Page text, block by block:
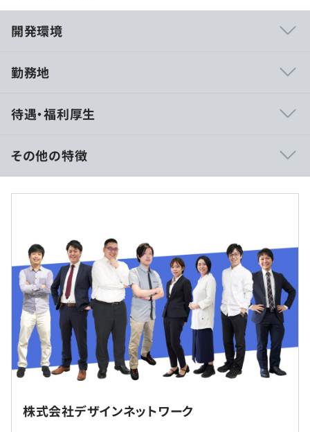
開発環境
面接段階で想定客先をすり合わせます。
テム、アプリ、機械設計など幅広い製品領域の中から、こ
れまでの経験を活かせる分野へ挑戦できる点も特徴です。
■教育機関向け事務管理システム
教職員・事務職員向けシステムの要件定義書、外部設計
書、詳細設計書の作成を担当します。
現場業務を理解したうえで、業務効率化につながる設計に
落とし込んでいく案件です。
■航空機整備支援ソフトウェア
紙で管理していた整備記録のデータベース化や、整備支援
アプリの設計・開発・維持を担当します。
勤務地
※勤務地は、ご希望勤務地・通勤可能範囲を考慮のうえ決
定します。
待遇・福利厚生
＜予定年収＞
413万円～700万円
L 基本給：238,000円～406,500円
L 月給：241,000円～409,500円
L 月額例：278,300円～472,900円（月給＋想定残業20時
間分）
※経験やスキルを考慮の上、当社規定により決定します。
【年収例】※想定残業時間を20hにて試算しています
25歳／406万円／月給26万5700円 + 賞与87万円
30歳／482万円／月給32万1400円 + 賞与96万円
その他の特徴
株式会社デザインネットワーク